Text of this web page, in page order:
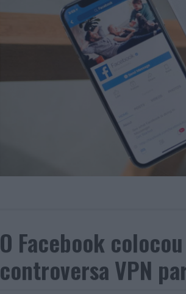
O Facebook
controversa VPN